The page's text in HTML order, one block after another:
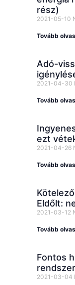
rész)
2021-05-10
Tovább
Adó-
2021-04-30
Tovább
ezt
2021-04-26
Tovább
Eldőlt:
2021-03-12
Tovább
Fontos
2021-03-04